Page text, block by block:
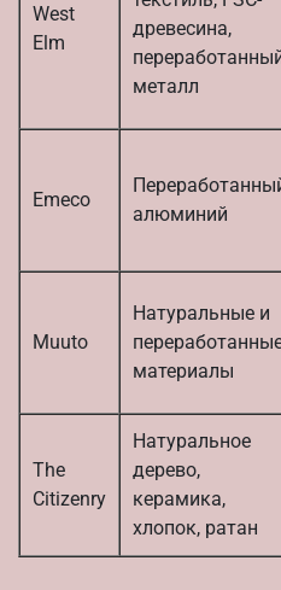
West
Elm
древесина,
металл
Emeco
алюминий
Muuto
Натуральные и
материалы
The
Citizenry
Натуральное
дерево,
керамика,
хлопок, ратан